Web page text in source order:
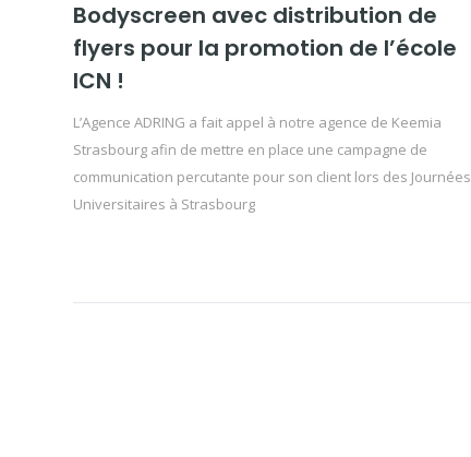
Bodyscreen avec distribution de
flyers pour la promotion de l’école
ICN !
L’Agence ADRING a fait appel à notre agence de Keemia
Strasbourg afin de mettre en place une campagne de
communication percutante pour son client lors des Journées
Universitaires à Strasbourg